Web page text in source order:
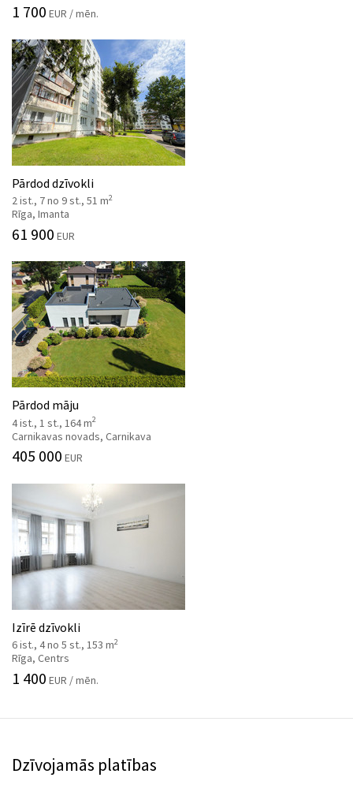
1 700 EUR / mēn.
Pārdod dzīvokli
2 ist., 7 no 9 st., 51 m2
Rīga, Imanta
61 900 EUR
Pārdod māju
4 ist., 1 st., 164 m2
Carnikavas novads, Carnikava
405 000 EUR
Izīrē dzīvokli
6 ist., 4 no 5 st., 153 m2
Rīga, Centrs
1 400 EUR / mēn.
Dzīvojamās platības